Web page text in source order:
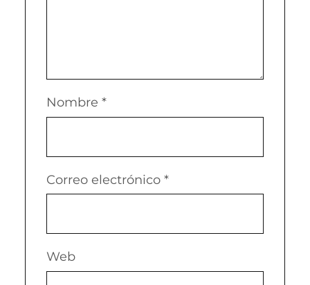
Nombre *
Correo electrónico *
Web